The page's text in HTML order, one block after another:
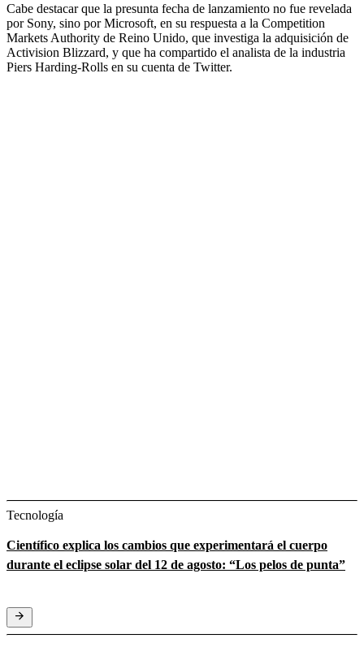
Cabe destacar que la presunta fecha de lanzamiento no fue revelada
por Sony, sino por Microsoft, en su respuesta a la Competition
Markets Authority de Reino Unido, que investiga la adquisición de
Activision Blizzard, y que ha compartido el analista de la industria
Piers Harding-Rolls en su cuenta de Twitter.
Tecnología
Científico explica los cambios que experimentará el cuerpo
durante el eclipse solar del 12 de agosto: “Los pelos de punta”